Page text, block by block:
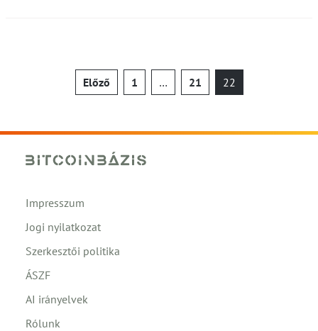
Bejegyzések
lapozása
Előző 1 … 21 22
Impresszum
Jogi nyilatkozat
Szerkesztői politika
ÁSZF
AI irányelvek
Rólunk